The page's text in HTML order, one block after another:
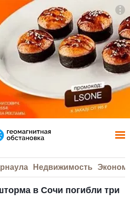
Недвижимость
в Сочи погибли три